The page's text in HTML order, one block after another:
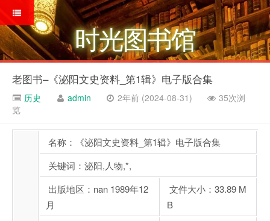
时光图书馆
老图书–《泌阳文史资料_第1辑》电子版合集
历史 admin 2年前 (2024-08-31)
35次浏
览
名称：《泌阳文史资料_第1辑》电子版合集
关键词：泌阳,人物,*,
出版地区：nan 1989年12
月
文件大小：33.89 M
B